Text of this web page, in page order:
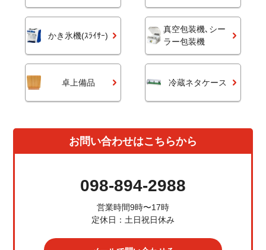
かき氷機(ｽﾗｲｻｰ)
真空包装機､シー
ラー包装機
卓上備品 冷蔵ネタケース
お問い合わせはこちらから
098-894-2988
営業時間9時〜17時
定休日：土日祝日休み